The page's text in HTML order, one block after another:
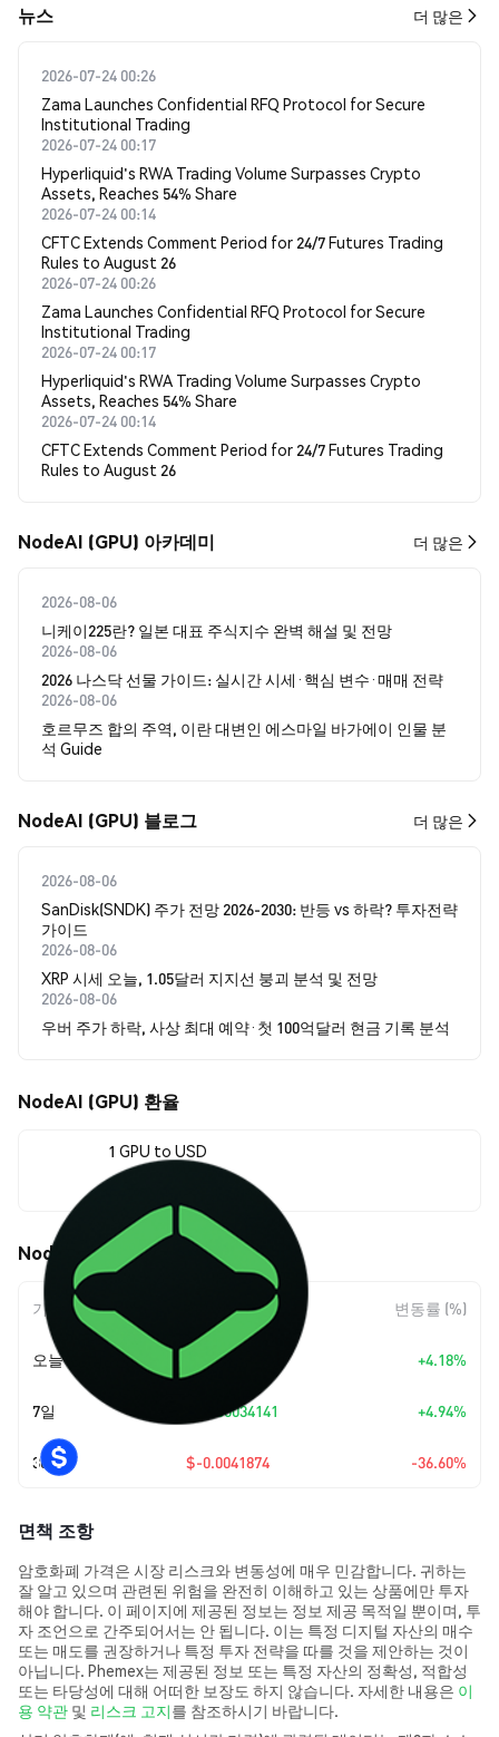
뉴스 더 많은
2026-07-24 00:26
Zama Launches Confidential RFQ Protocol for Secure
Institutional Trading
2026-07-24 00:17
Hyperliquid's RWA Trading Volume Surpasses Crypto
Assets, Reaches 54% Share
2026-07-24 00:14
CFTC Extends Comment Period for 24/7 Futures Trading
Rules to August 26
2026-07-24 00:26
Zama Launches Confidential RFQ Protocol for Secure
Institutional Trading
2026-07-24 00:17
Hyperliquid's RWA Trading Volume Surpasses Crypto
Assets, Reaches 54% Share
2026-07-24 00:14
CFTC Extends Comment Period for 24/7 Futures Trading
Rules to August 26
NodeAI (GPU) 아카데미 더 많은
2026-08-06
니케이225란? 일본 대표 주식지수 완벽 해설 및 전망
2026-08-06
2026 나스닥 선물 가이드: 실시간 시세·핵심 변수·매매 전략
2026-08-06
호르무즈 합의 주역, 이란 대변인 에스마일 바가에이 인물 분
석 Guide
NodeAI (GPU) 블로그 더 많은
2026-08-06
SanDisk(SNDK) 주가 전망 2026-2030: 반등 vs 하락? 투자전략
가이드
2026-08-06
XRP 시세 오늘, 1.05달러 지지선 붕괴 분석 및 전망
2026-08-06
우버 주가 하락, 사상 최대 예약·첫 100억달러 현금 기록 분석
NodeAI (GPU) 환율
1 GPU to USD
NodeAI (GPU) 가격 움직임
기간 변동 폭 변동률 (%)
오늘 $0.00029111 +4.18%
7일 $0.00034141 +4.94%
30일 $-0.0041874 -36.60%
면책 조항
암호화폐 가격은 시장 리스크와 변동성에 매우 민감합니다. 귀하는
잘 알고 있으며 관련된 위험을 완전히 이해하고 있는 상품에만 투자
해야 합니다. 이 페이지에 제공된 정보는 정보 제공 목적일 뿐이며, 투
자 조언으로 간주되어서는 안 됩니다. 이는 특정 디지털 자산의 매수
또는 매도를 권장하거나 특정 투자 전략을 따를 것을 제안하는 것이
아닙니다. Phemex는 제공된 정보 또는 특정 자산의 정확성, 적합성
또는 타당성에 대해 어떠한 보장도 하지 않습니다. 자세한 내용은 이
용 약관 및 리스크 고지를 참조하시기 바랍니다.